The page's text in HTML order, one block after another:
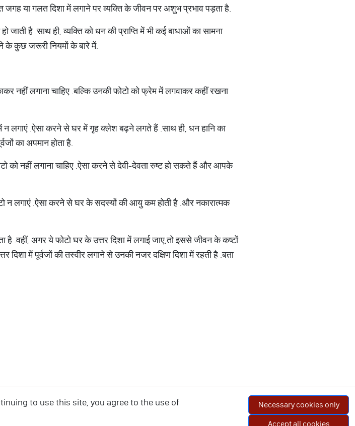
जगह या गलत दिशा में लगाने पर व्यक्ति के जीवन पर अशुभ प्रभाव पड़ता है.
जाती है .साथ ही, व्यक्ति को धन की प्राप्ति में भी कई बाधाओं का सामना
के कुछ जरूरी नियमों के बारे में.
नहीं लगाना चाहिए .बल्कि उनकी फोटो को फ्रेम में लगवाकर कहीं रखना
न लगाएं .ऐसा करने से घर में गृह क्लेश बढ़ने लगते हैं .साथ ही, धन हानि का
का अपमान होता है.
को नहीं लगाना चाहिए .ऐसा करने से देवी-देवता रुष्ट हो सकते हैं और आपके
न लगाएं .ऐसा करने सेघर के सदस्यों की आयु कम होती है .और नकारात्मक
है .वहीं, अगर ये फोटो घर के उत्तर दिशा में लगाई जाए,तो इससे जीवन के कष्टों
दिशा में पूर्वजों की तस्वीर लगाने से उनकी नजर दक्षिण दिशा में रहती है .बता
to use this site, you agree to the use of
Necessary cookies only
Accept all cookies